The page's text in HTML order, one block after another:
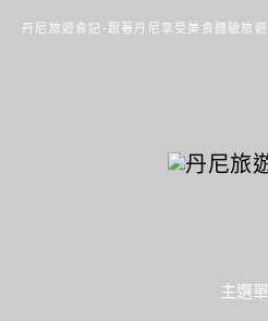
丹尼旅遊食記-跟著丹尼享受美食體驗旅遊
主選單